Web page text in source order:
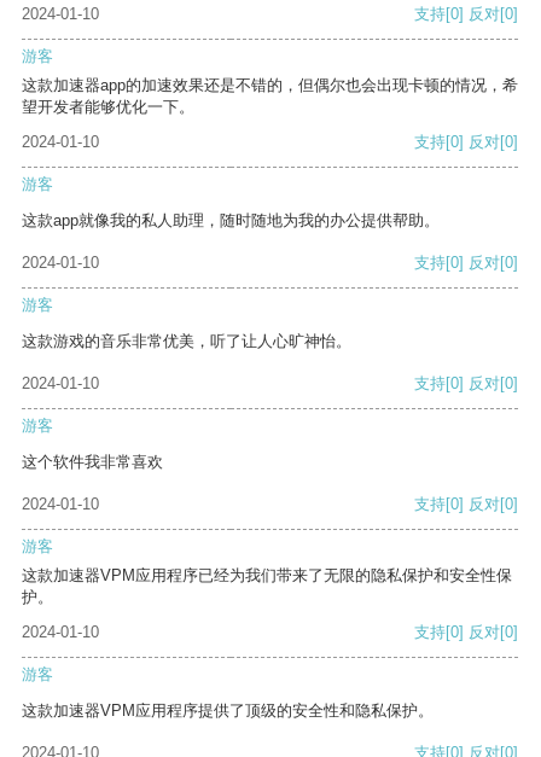
2024-01-10 支持[0] 反对[0]
游客
这款加速器app的加速效果还是不错的，但偶尔也会出现卡顿的情况，希
望开发者能够优化一下。
2024-01-10
支持[0] 反对[0]
游客
这款app就像我的私人助理，随时随地为我的办公提供帮助。
2024-01-10 支持[0] 反对[0]
游客
这款游戏的音乐非常优美，听了让人心旷神怡。
2024-01-10 支持[0] 反对[0]
游客
这个软件我非常喜欢
2024-01-10 支持[0] 反对[0]
游客
这款加速器VPM应用程序已经为我们带来了无限的隐私保护和安全性保
护。
2024-01-10
支持[0] 反对[0]
游客
这款加速器VPM应用程序提供了顶级的安全性和隐私保护。
2024-01-10 支持[0] 反对[0]